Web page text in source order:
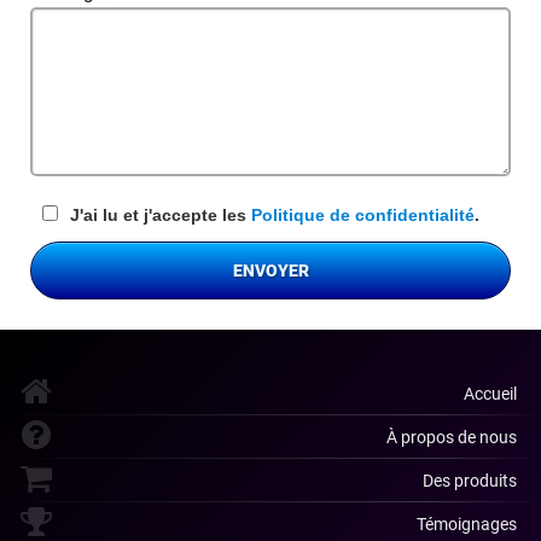
requis
J'ai lu et j'accepte les Politique de confidentialité.
ENVOYER
Accueil
À propos de nous
Des produits
Témoignages